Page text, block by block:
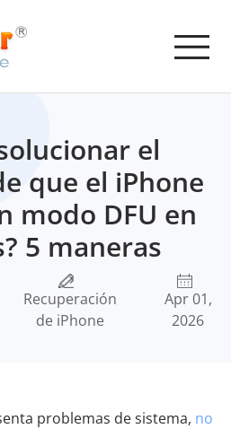
el
que el iPhone
modo DFU en
5 maneras
Recuperación
de iPhone
Apr 01,
2026
problemas de sistema, no